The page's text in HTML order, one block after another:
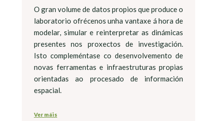
O gran volume de datos propios que produce o
laboratorio ofrécenos unha vantaxe á hora de
modelar, simular e reinterpretar as dinámicas
presentes nos proxectos de investigación.
Isto compleméntase co desenvolvemento de
novas ferramentas e infraestruturas propias
orientadas ao procesado de información
espacial.
Ver máis